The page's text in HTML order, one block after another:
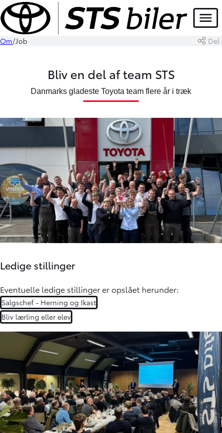
Menu
Om Job Del
Bliv en del af team STS
Danmarks gladeste Toyota team flere år i træk
Ledige stillinger
Eventuelle ledige stillinger er opslået herunder:
Salgschef - Herning og Ikast
Bliv lærling eller elev